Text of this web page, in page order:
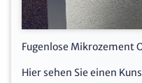
Fugenlose Mikrozement
Hier sehen Sie einen